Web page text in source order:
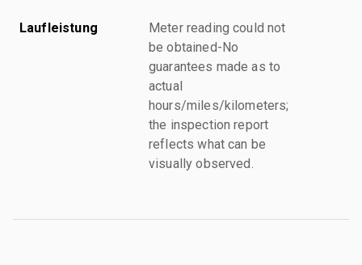
Laufleistung
Meter reading could not
be obtained-No
guarantees made as to
actual
hours/miles/kilometers;
the inspection report
reflects what can be
visually observed.